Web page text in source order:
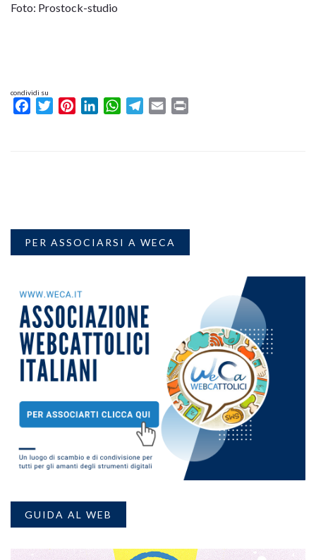
Foto: Prostock-studio
condividi su
FacebookTwitterPinterestLinkedInWhatsAppTelegram
Email
PER ASSOCIARSI A WECA
GUIDA AL WEB